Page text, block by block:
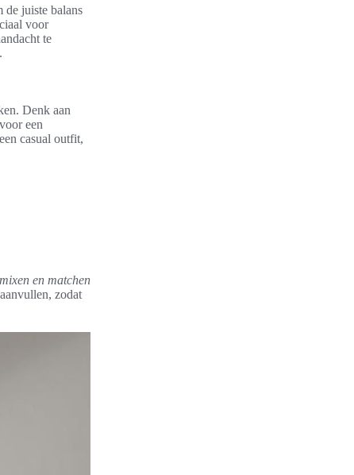
juiste balans
voor
te
Denk aan
een
casual outfit,
mixen en matchen
zodat